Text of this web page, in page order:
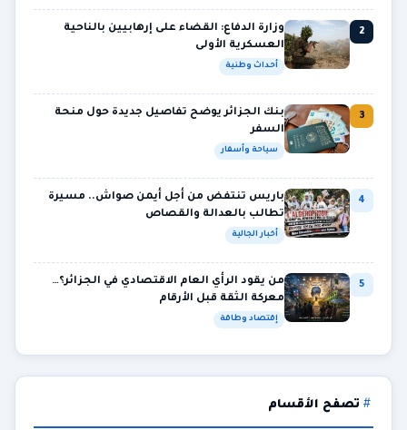
2
وزارة الدفاع: القضاء على إرهابيين بالناحية
العسكرية الأولى
أحداث وطنية
3
بنك الجزائر يوضح تفاصيل جديدة حول منحة
السفر
سياحة وأسفار
4
باريس تنتفض من أجل أيمن صواش.. مسيرة
تطالب بالعدالة والقصاص
أخبار الجالية
5
من يقود الرأي العام الاقتصادي في الجزائر؟…
معركة الثقة قبل الأرقام
إقتصاد وطاقة
تصفح الأقسام